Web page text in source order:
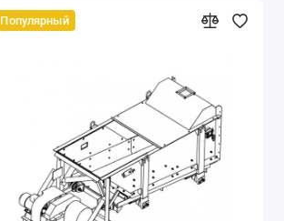
Популярный